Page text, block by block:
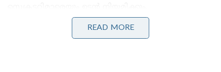
Stories you may like
READ MORE